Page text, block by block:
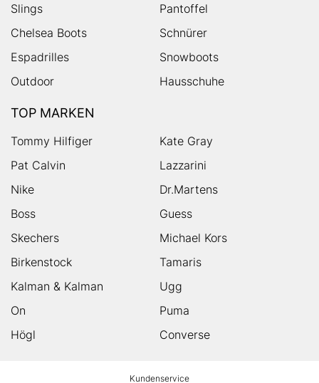
Slings
Pantoffel
Chelsea Boots
Schnürer
Espadrilles
Snowboots
Outdoor
Hausschuhe
TOP MARKEN
Tommy Hilfiger
Kate Gray
Pat Calvin
Lazzarini
Nike
Dr.Martens
Boss
Guess
Skechers
Michael Kors
Birkenstock
Tamaris
Kalman & Kalman
Ugg
On
Puma
Högl
Converse
Kundenservice